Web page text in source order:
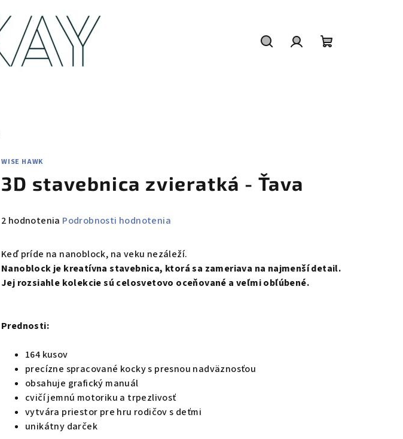
WISE HAWK
3D stavebnica zvieratká - Ťava
Priemerné
produktu
je
5,0
hviezdičiek.
2 hodnotenia Podrobnosti hodnotenia
Keď príde na nanoblock, na veku nezáleží.
Nanoblock je kreatívna stavebnica, ktorá sa zameriava na najmenší detail.
Jej rozsiahle kolekcie sú celosvetovo oceňované a veľmi obľúbené.
Prednosti:
164 kusov
precízne spracované kocky s presnou nadväznosťou
obsahuje grafický manuál
cvičí jemnú motoriku a trpezlivosť
vytvára priestor pre hru rodičov s deťmi
unikátny darček